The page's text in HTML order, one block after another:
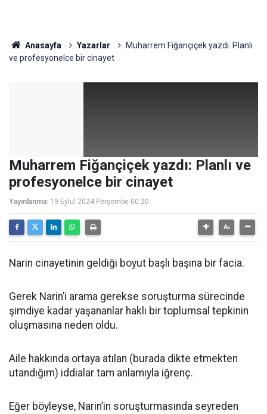
Anasayfa Yazarlar
Muharrem Fiğançiçek yazdı: Planlı
ve profesyonelce bir cinayet
Muharrem Fiğançiçek yazdı: Planlı ve
profesyonelce bir cinayet
Yayınlanma: 19 Eylül 2024 Perşembe 00:20
Narin cinayetinin geldiği boyut başlı başına bir facia.
Gerek Narin’i arama gerekse soruşturma sürecinde
şimdiye kadar yaşananlar haklı bir toplumsal tepkinin
oluşmasına neden oldu.
Aile hakkında ortaya atılan (burada dikte etmekten
utandığım) iddialar tam anlamıyla iğrenç.
Eğer böyleyse, Narin’in soruşturmasında seyreden